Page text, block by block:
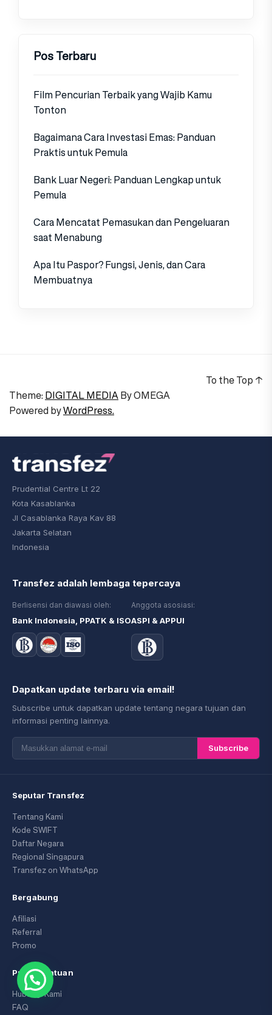
Pos Terbaru
Film Pencurian Terbaik yang Wajib Kamu
Tonton
Bagaimana Cara Investasi Emas: Panduan
Praktis untuk Pemula
Bank Luar Negeri: Panduan Lengkap untuk
Pemula
Cara Mencatat Pemasukan dan Pengeluaran
saat Menabung
Apa Itu Paspor? Fungsi, Jenis, dan Cara
Membuatnya
Theme: DIGITAL MEDIAByOMEGA
Powered byWordPress.
To the Top ↑
Prudential Centre Lt 22
Kota Kasablanka
Jl Casablanka Raya Kav 88
Jakarta Selatan
Indonesia
Transfez adalah lembaga tepercaya
Berlisensi dan diawasi oleh:
Bank Indonesia, PPATK & ISO
Anggota asosiasi:
ASPI & APPUI
Dapatkan update terbaru via email!
Subscribe untuk dapatkan update tentang negara tujuan dan
informasi penting lainnya.
Subscribe
Seputar Transfez
Tentang Kami
Kode SWIFT
Daftar Negara
Regional Singapura
Transfez on WhatsApp
Bergabung
Afiliasi
Referral
Promo
Pusat Bantuan
Hubungi Kami
FAQ